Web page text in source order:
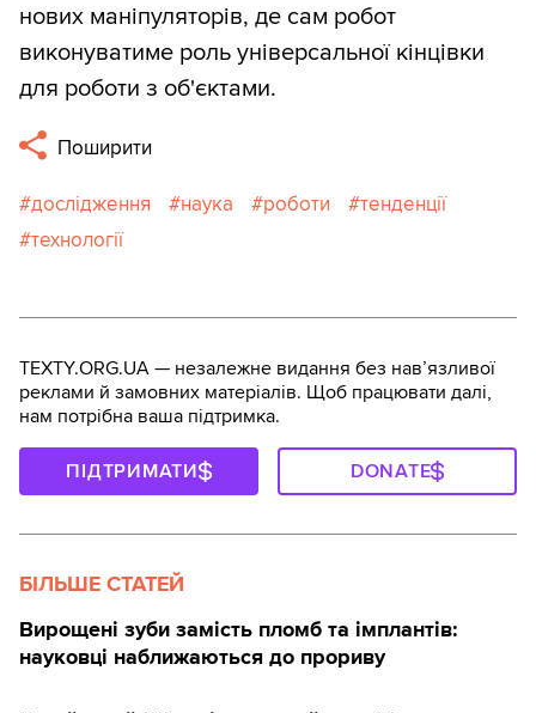
нових маніпуляторів, де сам робот
виконуватиме роль універсальної кінцівки
для роботи з об'єктами.
Поширити
дослідження наука роботи
тенденції
технології
TEXTY.ORG.UA — незалежне видання без навʼязливої
реклами й замовних матеріалів. Щоб працювати далі,
нам потрібна ваша підтримка.
ПІДТРИМАТИ DONATE
БІЛЬШЕ СТАТЕЙ
Вирощені зуби замість пломб та імплантів:
науковці наближаються до прориву